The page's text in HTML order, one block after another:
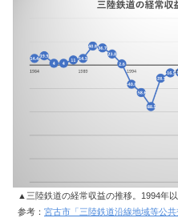
▲三陸鉄道の経常収益の推移。1994年
参考： 宮古市「三陸鉄道沿線地域等公共